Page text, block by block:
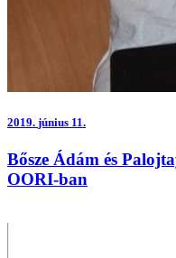
2019. június 11.
Bősze Ádám és
OORI-ban